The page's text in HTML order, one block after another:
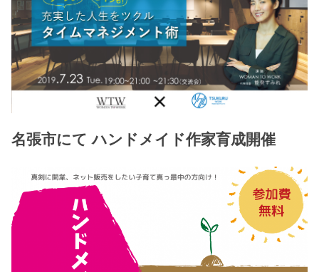
名張市にて ハンドメイド作家育成開催